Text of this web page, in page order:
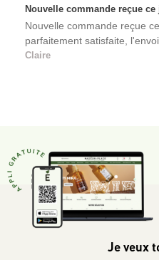
Nouvelle commande reçue
parfaitement satisfaite,
Claire
Je veux